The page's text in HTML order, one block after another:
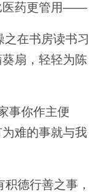
医药更管用——
在书房读书习
扇，轻轻为陈
事你作主便
难的事就与我
德行善之事，